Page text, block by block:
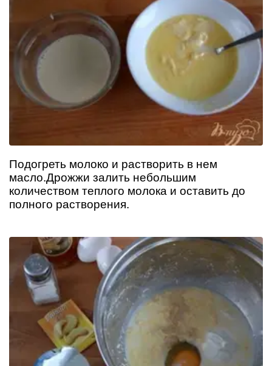
Подогреть молоко и растворить в нем
масло.Дрожжи залить небольшим
количеством теплого молока и оставить до
полного растворения.